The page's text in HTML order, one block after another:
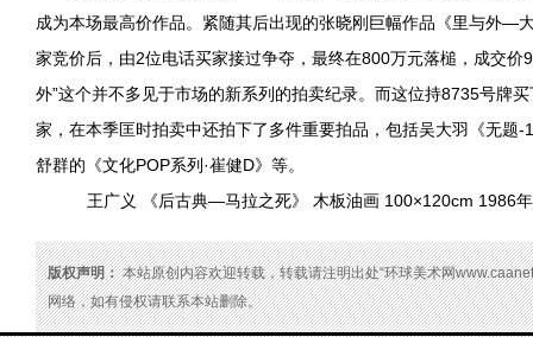
成为本场最高价作品。紧随其后出现的张晓刚巨幅作品《里与外—
家竞价后，由2位电话买家接过争夺，最终在800万元落槌，成交价
外”这个并不多见于市场的新系列的拍卖纪录。而这位持8735号牌
家，在本季匡时拍卖中还拍下了多件重要拍品，包括吴大羽《无题-
舒群的《文化POP系列·崔健D》等。
王广义 《后古典—马拉之死》 木板油画 100×120cm 1986
版权声明：本站原创内容欢迎转载，转载请注明出处“环球美术网
网络，如有侵权请联系本站删除。